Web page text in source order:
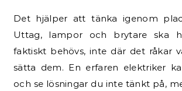
Det hjälper att tänka igenom
Uttag, lampor och brytare ska
faktiskt behövs, inte där det råkar
sätta dem. En erfaren elektriker
och se lösningar du inte tänkt på,